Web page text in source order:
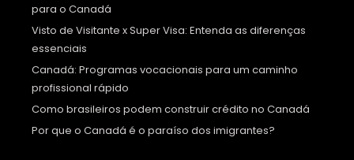
para o Canadá
Visto de Visitante x Super Visa: Entenda as diferenças
essenciais
Canadá: Programas vocacionais para um caminho
profissional rápido
Como brasileiros podem construir crédito no Canadá
Por que o Canadá é o paraíso dos imigrantes?